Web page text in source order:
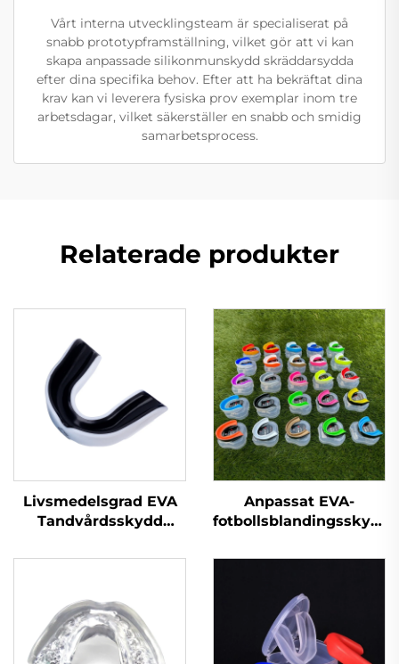
Vårt interna utvecklingsteam är specialiserat på
snabb prototypframställning, vilket gör att vi kan
skapa anpassade silikonmunskydd skräddarsydda
efter dina specifika behov. Efter att ha bekräftat dina
krav kan vi leverera fysiska prov exemplar inom tre
arbetsdagar, vilket säkerställer en snabb och smidig
samarbetsprocess.
Relaterade produkter
Livsmedelsgrad EVA
Tandvårdsskydd
Boxningsmunschablon
Munschabloner
Anpassat EVA-
fotbollsblandingsskydd,
tändernas
MMA-munskydd för
tandgnisslande